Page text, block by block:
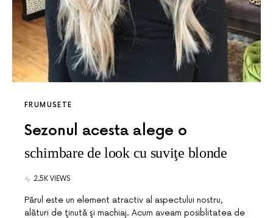
FRUMUSETE
Sezonul acesta alege o
schimbare de look cu suviţe blonde
2.5K VIEWS
Părul este un element atractiv al aspectului nostru,
alături de ţinută şi machiaj. Acum aveam posiblitatea de